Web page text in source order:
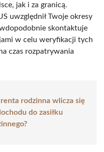
jak i za granicą.
uwzględnił Twoje okresy
skontaktuje
w celu weryfikacji tych
czas rozpatrywania
rodzinna wlicza się
do zasiłku